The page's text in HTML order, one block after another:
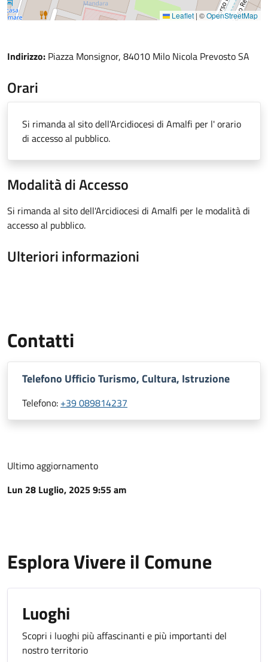
Leaflet | ©OpenStreetMap
Indirizzo: Piazza Monsignor, 84010 Milo Nicola Prevosto SA
Orari
Si rimanda al sito dell'Arcidiocesi di Amalfi per l' orario
di accesso al pubblico.
Modalità di Accesso
Si rimanda al sito dell'Arcidiocesi di Amalfi per le modalità di
accesso al pubblico.
Ulteriori informazioni
Contatti
Telefono Ufficio Turismo, Cultura, Istruzione
Telefono: +39 089814237
Ultimo aggiornamento
Lun 28 Luglio, 2025 9:55 am
Esplora Vivere il Comune
Luoghi
Scopri i luoghi più affascinanti e più importanti del
nostro territorio